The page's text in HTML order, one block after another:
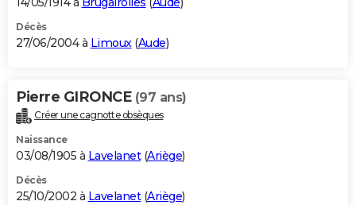
Décès
27/06/2004 à Limoux(Aude)
Pierre GIRONCE (97 ans)
Créer une cagnotte obsèques
Naissance
03/08/1905 à Lavelanet(Ariège)
Décès
25/10/2002 à Lavelanet(Ariège)